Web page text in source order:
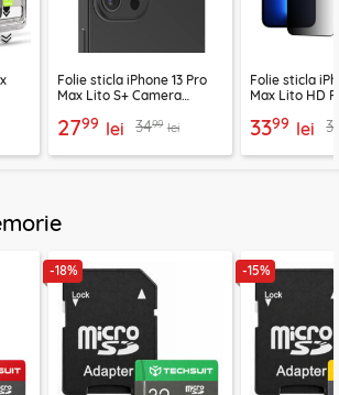
Folie sticla iPhone 13 Pro
Max Lito S+ Camera
negru/transparenta
2799 lei 3499 lei
Folie sticla
Max Lito HD
3399 lei
-18% -15%